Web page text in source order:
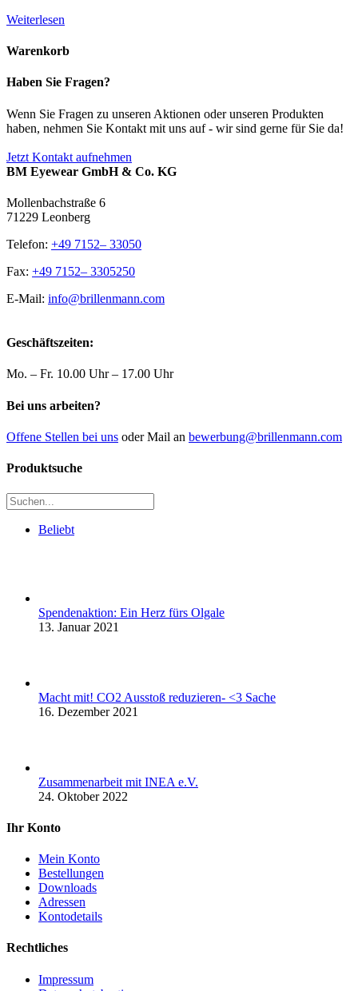
Weiterlesen
Warenkorb
Haben Sie Fragen?
Wenn Sie Fragen zu unseren Aktionen oder unseren Produkten
haben, nehmen Sie Kontakt mit uns auf - wir sind gerne für Sie da!
Jetzt Kontakt aufnehmen
BM Eyewear GmbH & Co. KG
Mollenbachstraße 6
71229 Leonberg
Telefon: +49 7152– 33050
Fax: +49 7152– 3305250
E-Mail: info@brillenmann.com
Geschäftszeiten:
Mo. – Fr. 10.00 Uhr – 17.00 Uhr
Bei uns arbeiten?
Offene Stellen bei uns oder Mail an bewerbung@brillenmann.com
Produktsuche
Beliebt
Spendenaktion: Ein Herz fürs Olgale
13. Januar 2021
Macht mit! CO2 Ausstoß reduzieren- <3 Sache
16. Dezember 2021
Zusammenarbeit mit INEA e.V.
24. Oktober 2022
Ihr Konto
Mein Konto
Bestellungen
Downloads
Adressen
Kontodetails
Rechtliches
Impressum